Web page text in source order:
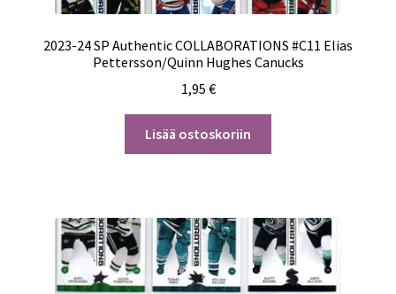
2023-24 SP Authentic COLLABORATIONS #C11 Elias
Pettersson/Quinn Hughes Canucks
1,95 €
Lisää ostoskoriin